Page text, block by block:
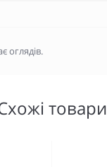
оглядів.
товари